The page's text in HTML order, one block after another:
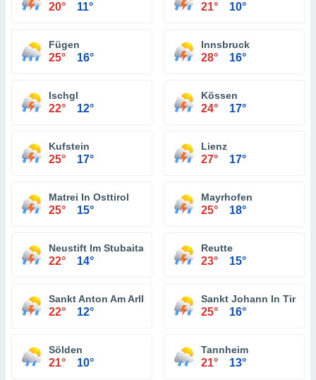
20° 11° 21° 10°
Fügen
25° 16°
Innsbruck
28° 16°
Ischgl
22° 12°
Kössen
24° 17°
Kufstein
25° 17°
Lienz
27° 17°
Matrei In Osttirol
25° 15°
Mayrhofen
25° 18°
Neustift Im Stubaital
22° 14°
Reutte
23° 15°
Sankt Anton Am Arlberg
22° 12°
Sankt Johann In Tirol
25° 16°
Sölden
21° 10°
Tannheim
21° 13°